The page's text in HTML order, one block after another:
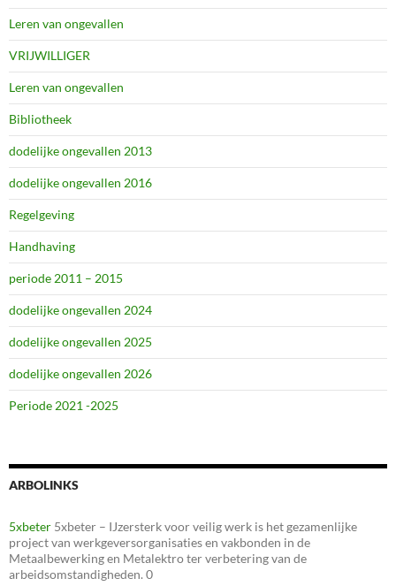
Leren van ongevallen
VRIJWILLIGER
Leren van ongevallen
Bibliotheek
dodelijke ongevallen 2013
dodelijke ongevallen 2016
Regelgeving
Handhaving
periode 2011 – 2015
dodelijke ongevallen 2024
dodelijke ongevallen 2025
dodelijke ongevallen 2026
Periode 2021 -2025
ARBOLINKS
5xbeter 5xbeter – IJzersterk voor veilig werk is het gezamenlijke
project van werkgeversorganisaties en vakbonden in de
Metaalbewerking en Metalektro ter verbetering van de
arbeidsomstandigheden. 0